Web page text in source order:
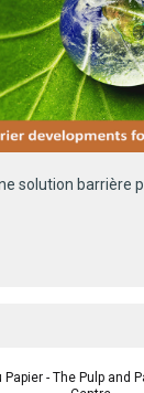
solution barrière
- The Pulp and